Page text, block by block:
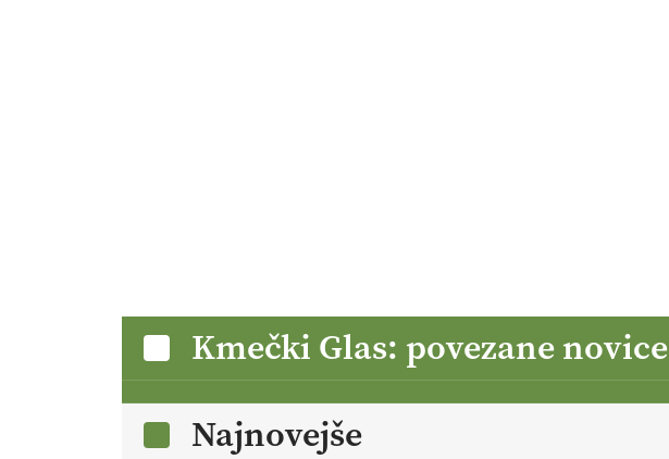
Kmečki Glas: povezane novice
Najnovejše